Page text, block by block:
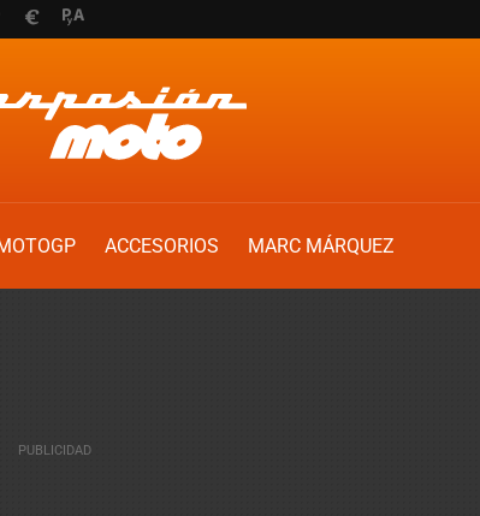
ACCESORIOS
MARC MÁRQUEZ